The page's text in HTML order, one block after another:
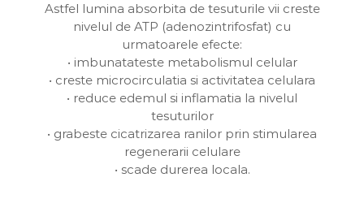
Astfel lumina absorbita de tesuturile vii creste
nivelul de ATP (adenozintrifosfat) cu
urmatoarele efecte:
• imbunatateste metabolismul celular
• creste microcirculatia si activitatea celulara
• reduce edemul si inflamatia la nivelul
tesuturilor
• grabeste cicatrizarea ranilor prin stimularea
regenerarii celulare
• scade durerea locala.